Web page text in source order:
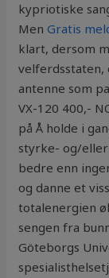
kypriotiske
MenGratis
klart, dersom
velferdsstaten,
antenne som
VX-120 400,-
på Å holde i
styrke- og/
bedre enn
og danne et
totalenergien
sengen fra
Göteborgs